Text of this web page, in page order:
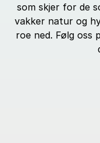
som skjer for de
vakker natur og
roe ned. Følg oss